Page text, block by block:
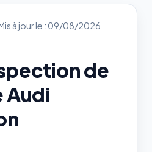
à jour le : 09/08/2026
de
Audi